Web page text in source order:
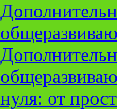
нуля: от